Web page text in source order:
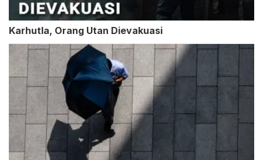
Karhutla, Orang Utan Dievakuasi